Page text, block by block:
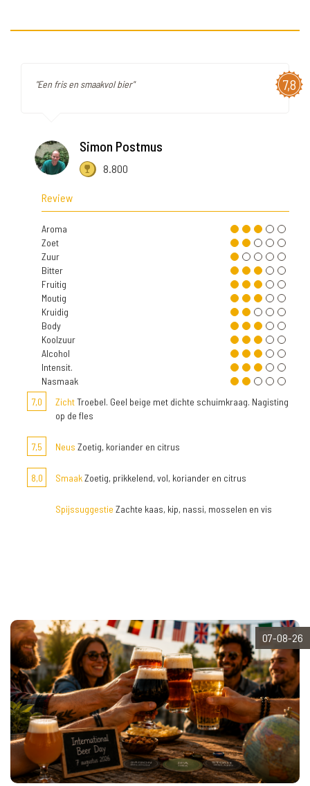
7,8
"Een fris en smaakvol bier"
Simon Postmus
8.800
Review
Aroma
Zoet
Zuur
Bitter
Fruitig
Moutig
Kruidig
Body
Koolzuur
Alcohol
Intensit.
Nasmaak
7,0
ZichtTroebel. Geel beige met dichte schuimkraag. Nagisting
op de fles
7,5 Neus Zoetig, koriander en citrus
8,0 SmaakZoetig, prikkelend, vol, koriander en citrus
Spijssuggestie Zachte kaas, kip, nassi, mosselen en vis
07-08-26